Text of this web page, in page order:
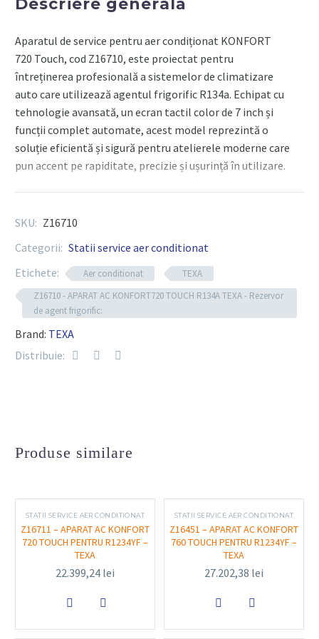
R134A
TEXA
Descriere generală
Aparatul de service pentru aer condiționat KONFORT
720 Touch, cod Z16710, este proiectat pentru
întreținerea profesională a sistemelor de climatizare
auto care utilizează agentul frigorific R134a. Echipat cu
tehnologie avansată, un ecran tactil color de 7 inch și
funcții complet automate, acest model reprezintă o
soluție eficientă și sigură pentru atelierele moderne care
pun accent pe rapiditate, precizie și ușurință în utilizare.
Componente tehnice
Compatibilitate agent frigorific
Ecran
: Touchscreen color de 7 inch
Mod operare: Automat complet, cu posibilitate
de selecție manuală
Capacitate rezervor intern
Compresor încorporat
autoturisme și vehicule comerciale ușoare)
rapoartelor de service
Conectivitate: USB pentru actualizări software
Senzori interni: Pentru monitorizarea precisă a
cantităților de agent și ulei
SKU: Z16710
Categorii: Statii service aer conditionat
Etichete:
Aer conditionat
TEXA
Z16710 - APARAT AC KONFORT720 TOUCH R134A TEXA - Rezervor
de agent frigorific:
Brand: TEXA
Distribuie:
Produse similare
STATII SERVICE AER CONDITIONAT
Z16711 – APARAT AC KONFORT
720 TOUCH PENTRU R1234YF –
TEXA
22.399,24 lei

STATII SERVICE AER CONDITIONAT
Z16451 – APARAT AC KONFORT
760 TOUCH PENTRU R1234YF –
TEXA
27.202,38 lei
